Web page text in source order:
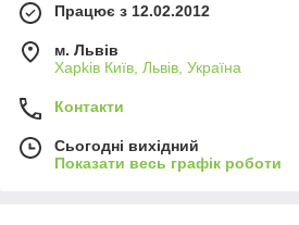
Працює з 12.02.2012
м. Львів
Харkiв Київ, Львів, Україна
Контакти
Сьогодні вихідний
Показати весь графік роботи